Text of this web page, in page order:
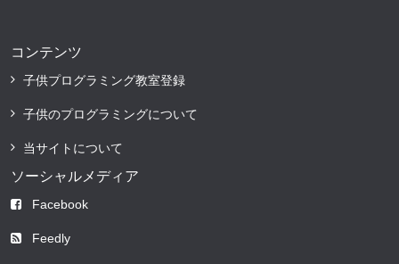
コンテンツ
子供プログラミング教室登録
子供のプログラミングについて
当サイトについて
ソーシャルメディア
Facebook
Feedly